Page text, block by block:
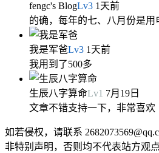
fengc's BlogLv3 1天前
的确，每年的七、八月份是用
我是军爸Lv3 1天前
我用到了500多
生辰八字算命Lv1 7月19日
文章不错支持一下，非常喜欢
如若侵权，请联系
非特别声明，否则均不代表站方观